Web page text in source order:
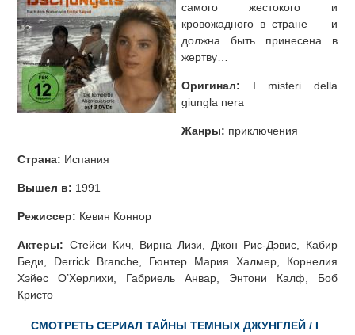
самого жестокого и
кровожадного в стране — и
должна быть принесена в
жертву…
Оригинал: I misteri della
giungla nera
Жанры: приключения
Страна: Испания
Вышел в: 1991
Режиссер: Кевин Коннор
Актеры: Стейси Кич, Вирна Лизи, Джон Рис-Дэвис, Кабир
Беди, Derrick Branche, Гюнтер Мария Халмер, Корнелия
Хэйес О’Херлихи, Габриель Анвар, Энтони Калф, Боб
Кристо
СМОТРЕТЬ СЕРИАЛ ТАЙНЫ ТЕМНЫХ ДЖУНГЛЕЙ / I